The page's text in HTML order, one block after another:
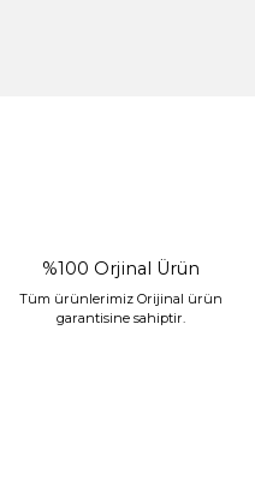
%100 Orjinal Ürün
Tüm ürünlerimiz Orijinal ürün
garantisine sahiptir.